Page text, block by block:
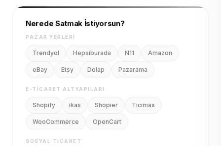
Nerede Satmak İstiyorsun?
PAZAR YERLERI
Trendyol Hepsiburada N11 Amazon
eBay Etsy Dolap Pazarama
E-TICARET ALTYAPILARI
Shopify ikas Shopier Ticimax
WooCommerce OpenCart
SOSYAL TICARET